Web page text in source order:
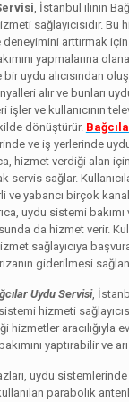
, İstanbul ilinin
sağlayıcısıdır. Bu
arttırmak
yapmalarına
uydu alıcısından
alır ve bunları
işler ve kullanıcının
dönüştürür.
ve iş yerlerinde
hizmet verdiği alan
servis sağlar.
ve yabancı birçok
uydu sistemi bakımı
da hizmet verir.
sağlayıcıya
giderilmesi
Uydu Servisi,
hizmeti
hizmetler aracılığıyla
yaptırabilir ve
uydu
parabolik